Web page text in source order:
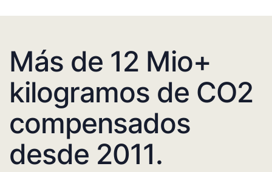
Más de 12 Mio+
kilogramos de CO2
compensados
desde 2011.